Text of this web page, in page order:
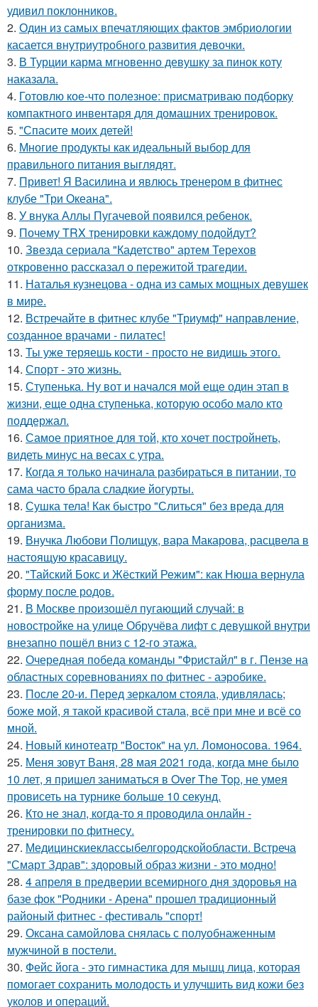
удивил поклонников.
2. Один из самых впечатляющих фактов эмбриологии
касается внутриутробного развития девочки.
3. В Турции карма мгновенно девушку за пинок коту
наказала.
4. Готовлю кое-что полезное: присматриваю подборку
компактного инвентаря для домашних тренировок.
5. "Спасите моих детей!
6. Многие продукты как идеальный выбор для
правильного питания выглядят.
7. Привет! Я Василина и явлюсь тренером в фитнес
клубе "Три Океана".
8. У внука Аллы Пугачевой появился ребенок.
9. Почему TRX тренировки каждому подойдут?
10. Звезда сериала "Кадетство" артем Терехов
откровенно рассказал о пережитой трагедии.
11. Наталья кузнецова - одна из самых мощных девушек
в мире.
12. Встречайте в фитнес клубе "Триумф" направление,
созданное врачами - пилатес!
13. Ты уже теряешь кости - просто не видишь этого.
14. Спорт - это жизнь.
15. Ступенька. Ну вот и начался мой еще один этап в
жизни, еще одна ступенька, которую особо мало кто
поддержал.
16. Самое приятное для той, кто хочет постройнеть,
видеть минус на весах с утра.
17. Когда я только начинала разбираться в питании, то
сама часто брала сладкие йогурты.
18. Сушка тела! Как быстро "Слиться" без вреда для
организма.
19. Внучка Любови Полищук, вара Макарова, расцвела в
настоящую красавицу.
20. "Тайский Бокс и Жёсткий Режим": как Нюша вернула
форму после родов.
21. В Москве произошёл пугающий случай: в
новостройке на улице Обручёва лифт с девушкой внутри
внезапно пошёл вниз с 12-го этажа.
22. Очередная победа команды "Фристайл" в г. Пензе на
областных соревнованиях по фитнес - аэробике.
23. После 20-и. Перед зеркалом стояла, удивлялась;
боже мой, я такой красивой стала, всё при мне и всё со
мной.
24. Новый кинотеатр "Восток" на ул. Ломоносова. 1964.
25. Меня зовут Ваня, 28 мая 2021 года, когда мне было
10 лет, я пришел заниматься в Over The Top, не умея
провисеть на турнике больше 10 секунд.
26. Кто не знал, когда-то я проводила онлайн -
тренировки по фитнесу.
27. Медицинскиеклассыбелгородскойобласти. Встреча
"Смарт Здрав": здоровый образ жизни - это модно!
28. 4 апреля в предверии всемирного дня здоровья на
базе фок "Родники - Арена" прошел традиционный
районый фитнес - фестиваль "спорт!
29. Оксана самойлова снялась с полуобнаженным
мужчиной в постели.
30. Фейс йога - это гимнастика для мышц лица, которая
помогает сохранить молодость и улучшить вид кожи без
уколов и операций.